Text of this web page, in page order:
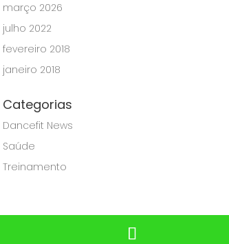
março 2026
julho 2022
fevereiro 2018
janeiro 2018
Categorias
Dancefit News
Saúde
Treinamento